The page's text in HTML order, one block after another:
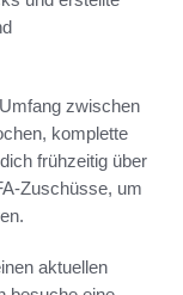
zwischen
komplette
frühzeitig über
Zuschüsse, um
aktuellen